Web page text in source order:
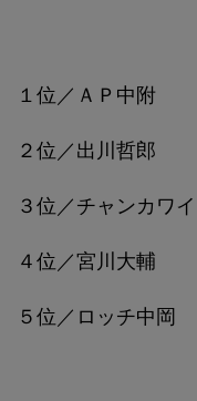
１位／ＡＰ中附
２位／出川哲郎
３位／チャンカワ
４位／宮川大輔
５位／ロッチ中